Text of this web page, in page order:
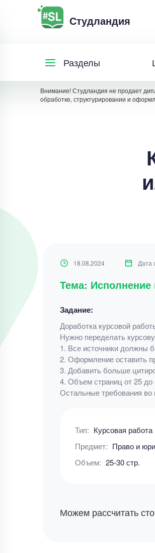
Студландия
Разделы
Внимание! Студландия не продает
обработке, структурировании и
18.08.2024 Дата
Тема: Исполнение
Задание:
Доработка курсовой
Нужно переделать
1. Все источники должны
2. Оформление оставить
3. Добавить больше
4. Объем страниц от 25 до
Остальные требования во
Тип: Курсовая работа
Предмет: Право и
Объем: 25-30 стр.
Можем рассчитать